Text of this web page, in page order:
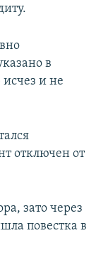
в
и не
отключен от
зато через
повестка в